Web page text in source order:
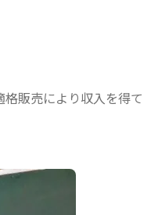
販売により収入を得て